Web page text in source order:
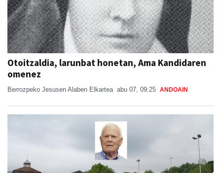
Otoitzaldia, larunbat honetan, Ama Kandidaren
omenez
Berrozpeko Jesusen Alaben Elkartea abu 07, 09:25 ANDOAIN